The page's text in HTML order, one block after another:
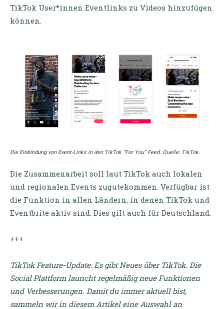
TikTok User*innen Eventlinks zu Videos hinzufügen
können.
Die Einbindung von Event-Links in den TikTok “For You” Feed. Quelle: TikTok.
Die Zusammenarbeit soll laut TikTok auch lokalen
und regionalen Events zugutekommen. Verfügbar ist
die Funktion in allen Ländern, in denen TikTok und
Eventbrite aktiv sind. Dies gilt auch für Deutschland.
+++
TikTok Feature-Update: Es gibt Neues über TikTok. Die
Social Plattform launcht regelmäßig neue Funktionen
und Verbesserungen. Damit du immer aktuell bist,
sammeln wir in diesem Artikel eine Auswahl an